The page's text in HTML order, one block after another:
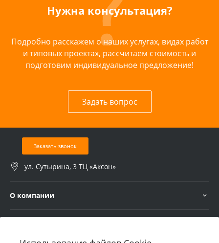
Нужна консультация?
Подробно расскажем о наших услугах, видах работ
и типовых проектах, рассчитаем стоимость и
подготовим индивидуальное предложение!
Задать вопрос
Заказать звонок
ул. Сутырина, 3 ТЦ «Аксон»
О компании